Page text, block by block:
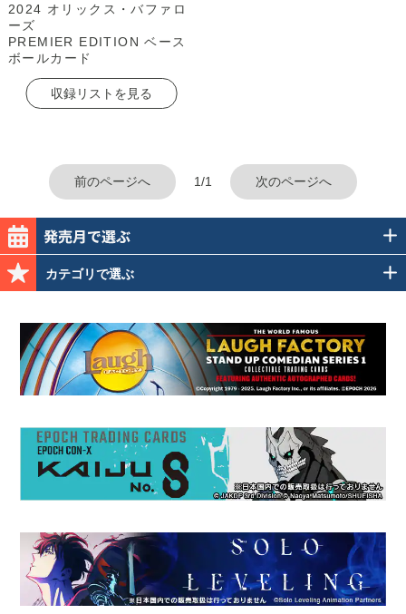
2024 オリックス・バファロ
ーズ
PREMIER EDITION ベース
ボールカード
収録リストを見る
前のページへ 1/1 次のページへ
カテゴリで選ぶ